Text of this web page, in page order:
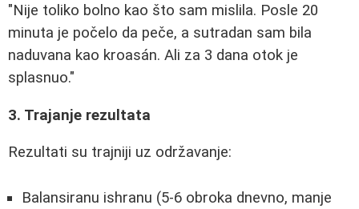
"Nije toliko bolno kao što sam mislila. Posle 20
minuta je počelo da peče, a sutradan sam bila
naduvana kao kroasán. Ali za 3 dana otok je
splasnuo."
3. Trajanje rezultata
Rezultati su trajniji uz održavanje:
Balansiranu ishranu (5-6 obroka dnevno, manje